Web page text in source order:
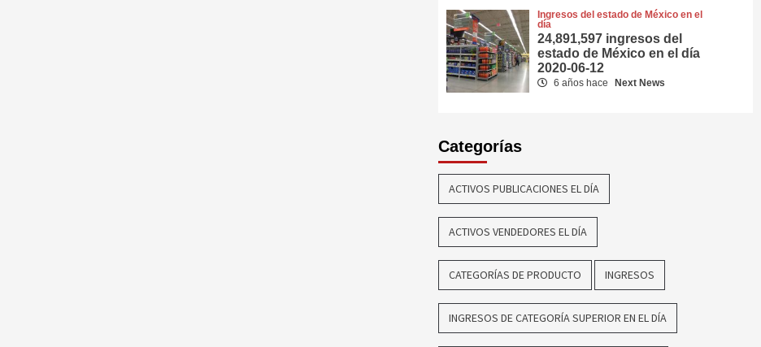
Ingresos del estado de México en el
día
24,891,597 ingresos del
estado de México en el día
2020-06-12
6 años hace Next News
Categorías
ACTIVOS PUBLICACIONES EL DÍA
ACTIVOS VENDEDORES EL DÍA
CATEGORÍAS DE PRODUCTO INGRESOS
INGRESOS DE CATEGORÍA SUPERIOR EN EL DÍA